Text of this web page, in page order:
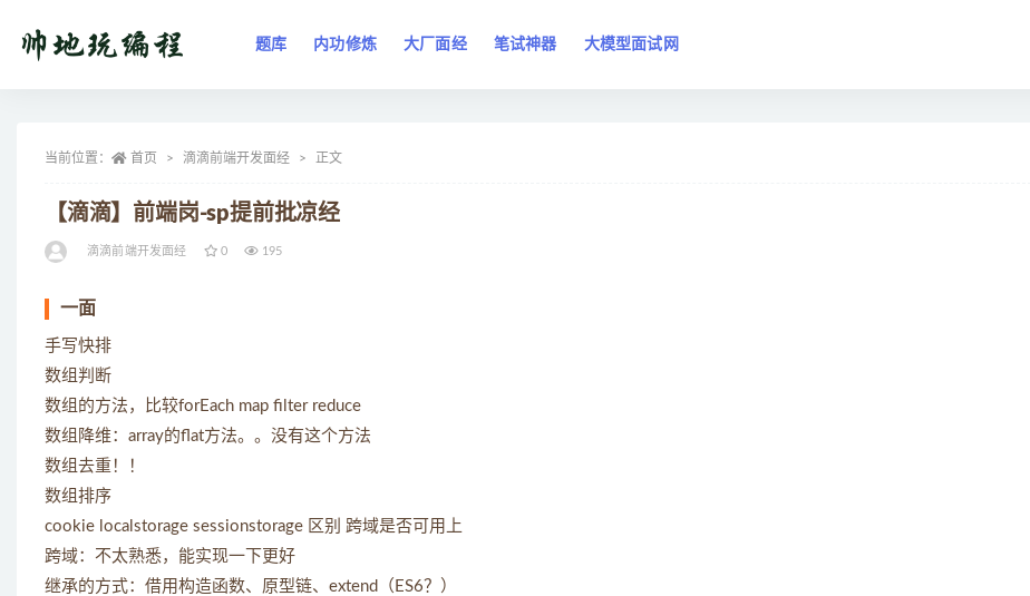
题库 内功修炼 大厂面经 笔试神器 大模型面试网
当前位置： 首页 滴滴前端开发面经 正文
【滴滴】前端岗-sp提前批凉经
滴滴前端开发面经 0 195
一面
手写快排
数组判断
数组的方法，比较forEach map filter reduce
数组降维：array的flat方法。。没有这个方法
数组去重！！
数组排序
cookie localstorage sessionstorage 区别 跨域是否可用上
跨域：不太熟悉，能实现一下更好
继承的方式：借用构造函数、原型链、extend（ES6？）